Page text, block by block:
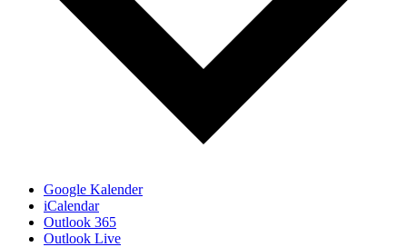
Google Kalender
iCalendar
Outlook 365
Outlook Live